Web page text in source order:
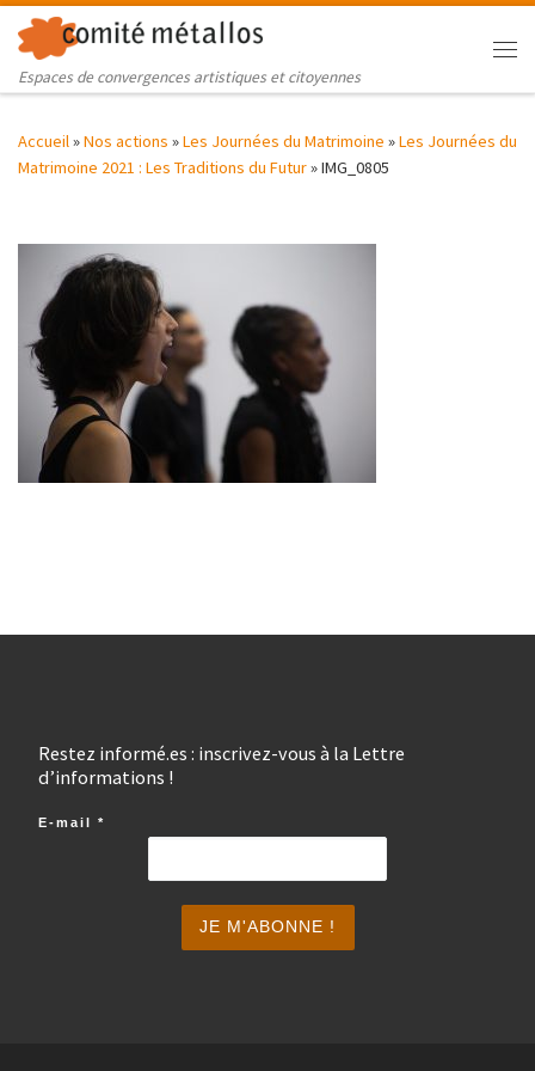
Skip to content
Espaces de convergences artistiques et citoyennes
Accueil»Nos actions »Les Journées du Matrimoine »Les Journées du
Matrimoine 2021 : Les Traditions du Futur»IMG_0805
Restez informé.es : inscrivez-vous à la Lettre
d’informations !
E-mail *